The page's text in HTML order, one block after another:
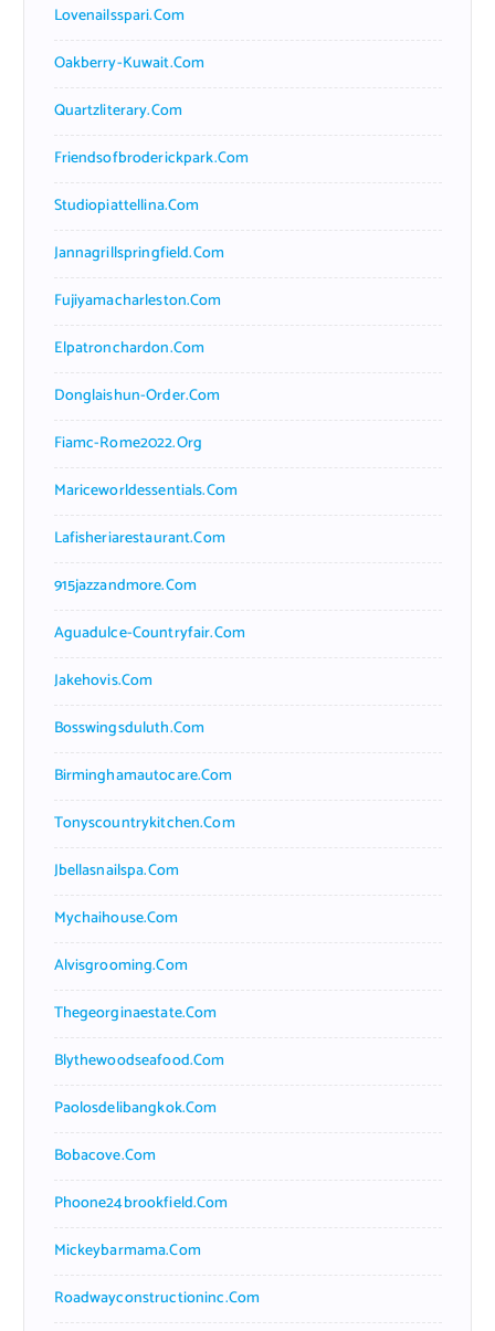
Lovenailsspari.com
Oakberry-Kuwait.com
Quartzliterary.com
Friendsofbroderickpark.com
Studiopiattellina.com
Jannagrillspringfield.com
Fujiyamacharleston.com
Elpatronchardon.com
Donglaishun-Order.com
Fiamc-Rome2022.org
Mariceworldessentials.com
Lafisheriarestaurant.com
915jazzandmore.com
Aguadulce-Countryfair.com
Jakehovis.com
Bosswingsduluth.com
Birminghamautocare.com
Tonyscountrykitchen.com
Jbellasnailspa.com
Mychaihouse.com
Alvisgrooming.com
Thegeorginaestate.com
Blythewoodseafood.com
Paolosdelibangkok.com
Bobacove.com
Phoone24brookfield.com
Mickeybarmama.com
Roadwayconstructioninc.com